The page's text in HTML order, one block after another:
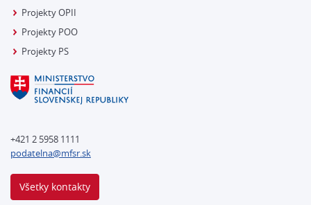
Projekty OPII
Projekty POO
Projekty PS
+421 2 5958 1111
podatelna@mfsr.sk
Všetky kontakty